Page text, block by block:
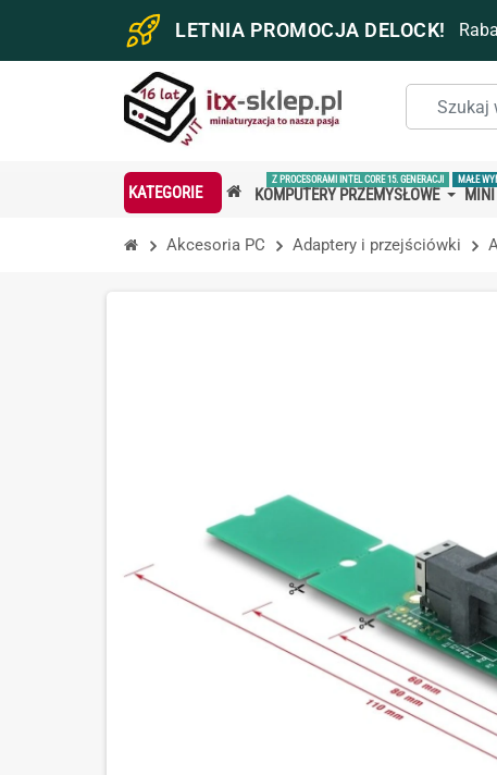
LETNIA PROMOCJA DELOCK!
KATEGORIE KOMPUTERY PRZEMYSŁOWE
Z PROCESORAMI INTEL CORE 15. GENERACJI MAŁE
Akcesoria PC Adaptery i przejściówki